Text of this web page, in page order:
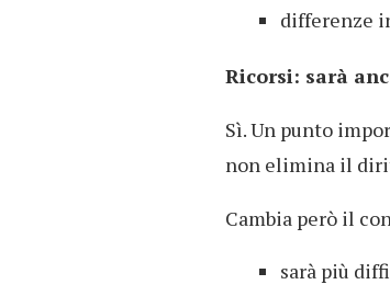
differenze
Ricorsi: sarà
Sì. Un punto
non elimina il
Cambia però il
sarà più